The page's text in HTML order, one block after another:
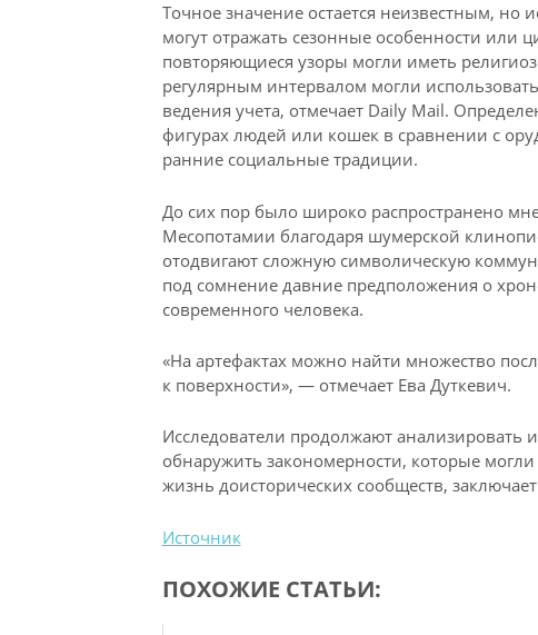
Точное значение остается неизвестным, но
могут отражать сезонные особенности
повторяющиеся узоры могли иметь
регулярным интервалом могли
ведения учета, отмечает Daily Mail.
фигурах людей или кошек в сравнении с
ранние социальные традиции.
До сих пор было широко распространено
Месопотамии благодаря шумерской
отодвигают сложную символическую
под сомнение давние предположения о
современного человека.
«На артефактах можно найти множество
к поверхности», — отмечает Ева Дуткевич.
Исследователи продолжают анализировать
обнаружить закономерности, которые
жизнь доисторических сообществ,
Источник
ПОХОЖИЕ СТАТЬИ: